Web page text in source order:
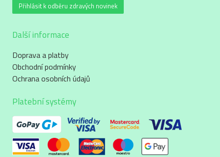
Přihlásit k odběru zdravých novinek
Další informace
Doprava a platby
Obchodní podmínky
Ochrana osobních údajů
Platební systémy